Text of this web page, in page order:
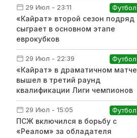
29 Июл - 23:11 Футбол
«Кайрат» второй сезон подряд
сыграет в основном этапе
еврокубков
29 Июл - 22:39 Футбол
«Кайрат» в драматичном матче
вышел в третий раунд
квалификации Лиги чемпионов
29 Июл - 15:05 Футбол
ПСЖ включился в борьбу с
«Реалом» за обладателя